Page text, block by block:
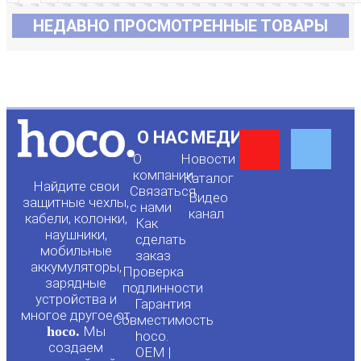
НЕДАВНО ПРОСМОТРЕННЫЕ ТОВАРЫ
Найдите свои
защитные чехлы,
кабели, колонки,
наушники,
мобильные
аккумуляторы,
зарядные
устройства и
многое другое от
hoco. Мы
создаем
О НАС
О
компании
Связаться
с нами
Как
сделать
заказ
Проверка
подлинности
Гарантия
Совместимость
hoco.
OEM |
МЕДИА
Новости
Каталог
Видео
канал